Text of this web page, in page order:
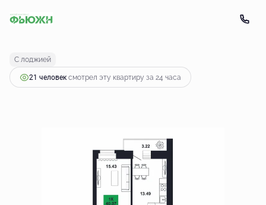
1-комнатная 4 640 119 руб.
С лоджией
21 человек смотрел эту квартиру за 24 часа